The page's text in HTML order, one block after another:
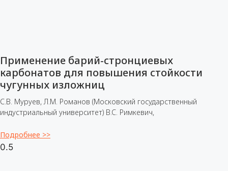
Применение барий-стронциевых
карбонатов для повышения стойкости
чугунных изложниц
С.В. Муруев, Л.М. Романов (Московский государственный
индустриальный университет) B.C. Римкевич,
Подробнее >>